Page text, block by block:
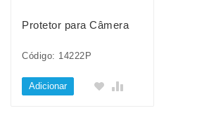
Protetor para Câmera
Código: 14222P
Adicionar